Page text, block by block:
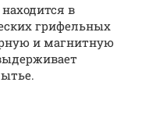
в
грифельных
и магнитную